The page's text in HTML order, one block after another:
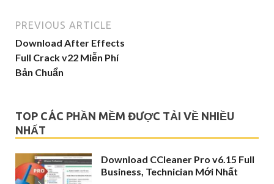
PREVIOUS ARTICLE
Download After Effects
Full Crack v22 Miễn Phí
Bản Chuẩn
TOP CÁC PHẦN MỀM ĐƯỢC TẢI VỀ NHIỀU
NHẤT
Download CCleaner Pro v6.15 Full
Business, Technician Mới Nhất